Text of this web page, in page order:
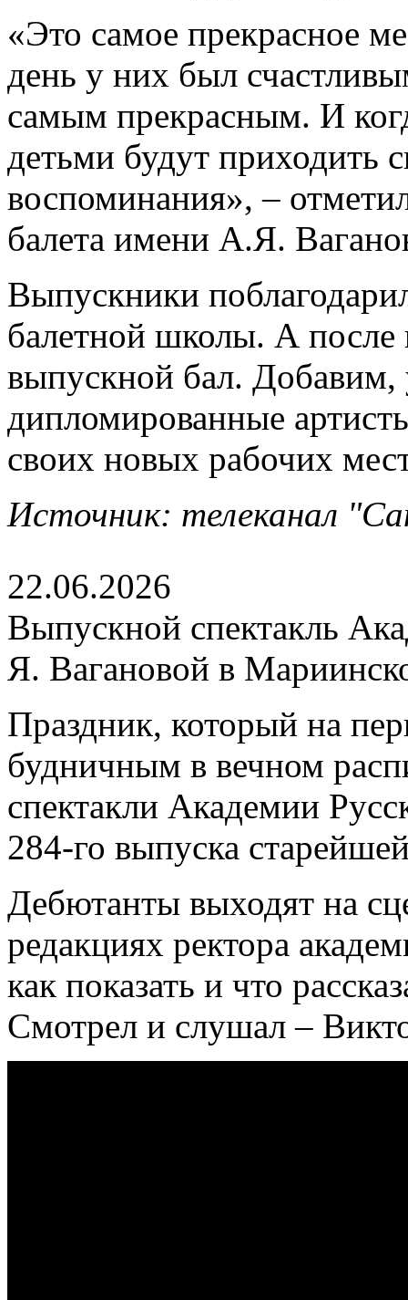
«Это самое прекрасное
день у них был
самым прекрасным. И
детьми будут приходить
воспоминания», –
балета имени А.Я.
Выпускники
балетной школы. А после
выпускной бал.
дипломированные
своих новых рабочих
Источник: телеканал
22.06.2026
Выпускной спектакль
Я. Вагановой в
Праздник, который на
будничным в вечном
спектакли Академии
284-го выпуска
Дебютанты выходят на
редакциях ректора
как показать и что
Смотрел и слушал –